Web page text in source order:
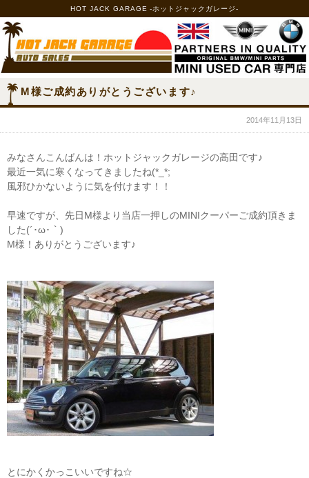
HOT JACK GARAGE -ホットジャックガレージ-
M様ご成約ありがとうございます♪
2014年11月13日
みなさんこんばんは！ホットジャックガレージの高田です♪
最近一気に寒くなってきましたね(*_*;
風邪ひかないように気を付けます！！
早速ですが、先日M様より当店一押しのMINIクーパーご成約頂きま
した(´･ω･｀)
M様！ありがとうございます♪
とにかくかっこいいですね☆